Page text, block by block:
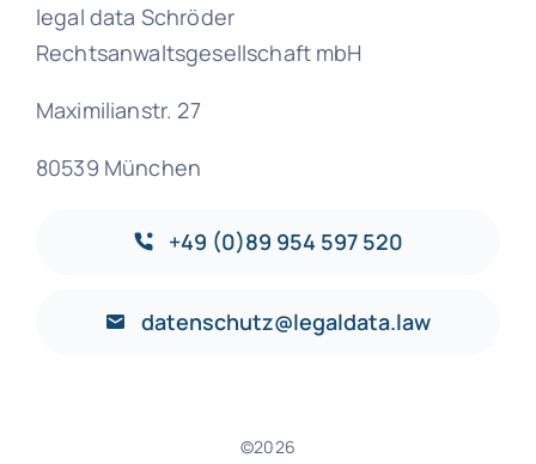
legal data Schröder
Rechtsanwaltsgesellschaft mbH
Maximilianstr. 27
80539 München
+49 (0)89 954 597 520
datenschutz@legaldata.law
©2026